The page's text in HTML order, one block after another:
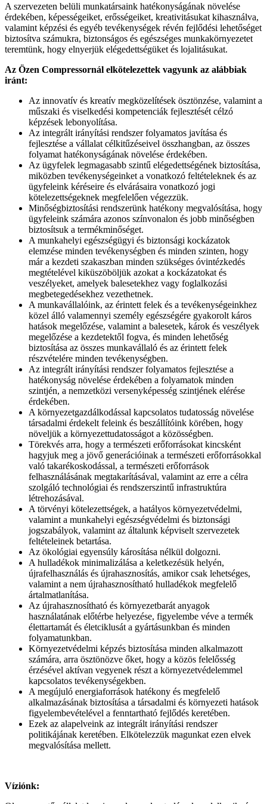
A szervezeten belüli munkatársaink hatékonyságának növelése
érdekében, képességeiket, erősségeiket, kreativitásukat kihasználva,
valamint képzési és egyéb tevékenységek révén fejlődési lehetőséget
biztosítva számukra, biztonságos és egészséges munkakörnyezetet
teremtünk, hogy elnyerjük elégedettségüket és lojalitásukat.
Az Özen Compressornál elkötelezettek vagyunk az alábbiak
iránt:
Az innovatív és kreatív megközelítések ösztönzése, valamint a
műszaki és viselkedési kompetenciák fejlesztését célzó
képzések lebonyolítása.
Az integrált irányítási rendszer folyamatos javítása és
fejlesztése a vállalat célkitűzéseivel összhangban, az összes
folyamat hatékonyságának növelése érdekében.
Az ügyfelek legmagasabb szintű elégedettségének biztosítása,
miközben tevékenységeinket a vonatkozó feltételeknek és az
ügyfeleink kéréseire és elvárásaira vonatkozó jogi
kötelezettségeknek megfelelően végezzük.
Minőségbiztosítási rendszerünk hatékony megvalósítása, hogy
ügyfeleink számára azonos színvonalon és jobb minőségben
biztosítsuk a termékminőséget.
A munkahelyi egészségügyi és biztonsági kockázatok
elemzése minden tevékenységben és minden szinten, hogy
már a kezdeti szakaszban minden szükséges óvintézkedés
megtételével kiküszöböljük azokat a kockázatokat és
veszélyeket, amelyek balesetekhez vagy foglalkozási
megbetegedésekhez vezethetnek.
A munkavállalóink, az érintett felek és a tevékenységeinkhez
közel álló valamennyi személy egészségére gyakorolt káros
hatások megelőzése, valamint a balesetek, károk és veszélyek
megelőzése a kezdetektől fogva, és minden lehetőség
biztosítása az összes munkavállaló és az érintett felek
részvételére minden tevékenységben.
Az integrált irányítási rendszer folyamatos fejlesztése a
hatékonyság növelése érdekében a folyamatok minden
szintjén, a nemzetközi versenyképesség szintjének elérése
érdekében.
A környezetgazdálkodással kapcsolatos tudatosság növelése
társadalmi érdekelt feleink és beszállítóink körében, hogy
növeljük a környezettudatosságot a közösségben.
Törekvés arra, hogy a természeti erőforrásokat kincsként
hagyjuk meg a jövő generációinak a természeti erőforrásokkal
való takarékoskodással, a természeti erőforrások
felhasználásának megtakarításával, valamint az erre a célra
szolgáló technológiai és rendszerszintű infrastruktúra
létrehozásával.
A törvényi kötelezettségek, a hatályos környezetvédelmi,
valamint a munkahelyi egészségvédelmi és biztonsági
jogszabályok, valamint az általunk képviselt szervezetek
feltételeinek betartása.
Az ökológiai egyensúly károsítása nélkül dolgozni.
A hulladékok minimalizálása a keletkezésük helyén,
újrafelhasználás és újrahasznosítás, amikor csak lehetséges,
valamint a nem újrahasznosítható hulladékok megfelelő
ártalmatlanítása.
Az újrahasznosítható és környezetbarát anyagok
használatának előtérbe helyezése, figyelembe véve a termék
élettartamát és életciklusát a gyártásunkban és minden
folyamatunkban.
Környezetvédelmi képzés biztosítása minden alkalmazott
számára, arra ösztönözve őket, hogy a közös felelősség
érzésével aktívan vegyenek részt a környezetvédelemmel
kapcsolatos tevékenységekben.
A megújuló energiaforrások hatékony és megfelelő
alkalmazásának biztosítása a társadalmi és környezeti hatások
figyelembevételével a fenntartható fejlődés keretében.
Ezek az alapelveink az integrált irányítási rendszer
politikájának keretében. Elkötelezzük magunkat ezen elvek
megvalósítása mellett.
Víziónk: